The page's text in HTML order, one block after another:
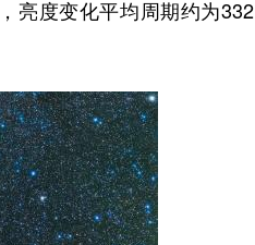
亮度变化平均周期约为332